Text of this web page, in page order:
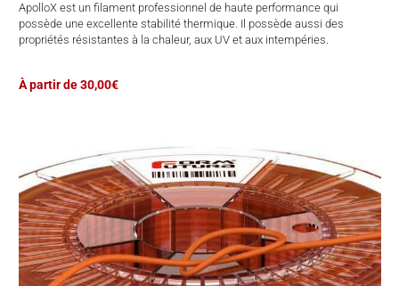
ApolloX est un filament professionnel de haute performance qui
possède une excellente stabilité thermique. Il possède aussi des
propriétés résistantes à la chaleur, aux UV et aux intempéries.
À partir de 30,00€